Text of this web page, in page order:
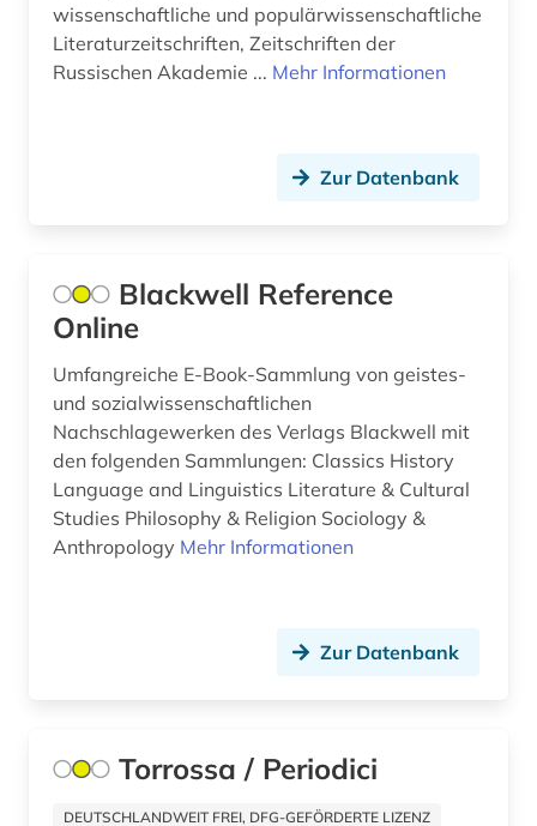
medizin (19)
medizinrecht (1)
mikrosoziologie (1)
mitgliedsstaaten (1)
mittlerer osten (1)
musikwissenschaft (1)
naher osten (3)
naturwissenschaften (32)
wissenschaftliche und populärwissenschaftliche
Literaturzeitschriften, Zeitschriften der
Russischen Akademie ... Mehr Informationen
Zur Datenbank
Blackwell Reference
Online
Umfangreiche E-Book-Sammlung von geistes-
und sozialwissenschaftlichen
Nachschlagewerken des Verlags Blackwell mit
den folgenden Sammlungen: Classics History
Language and Linguistics Literature & Cultural
Studies Philosophy & Religion Sociology &
Anthropology Mehr Informationen
Zur Datenbank
Torrossa / Periodici
DEUTSCHLANDWEIT FREI, DFG-GEFÖRDERTE LIZENZ